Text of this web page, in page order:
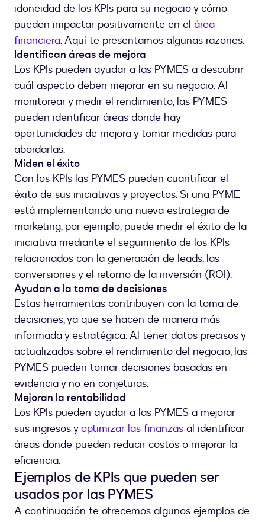
idoneidad de los KPIs para su negocio y cómo
pueden impactar positivamente en el área
financiera. Aquí te presentamos algunas razones:
Identifican áreas de mejora
Los KPIs pueden ayudar a las PYMES a descubrir
cuál aspecto deben mejorar en su negocio. Al
monitorear y medir el rendimiento, las PYMES
pueden identificar áreas donde hay
oportunidades de mejora y tomar medidas para
abordarlas.
Miden el éxito
Con los KPIs las PYMES pueden cuantificar el
éxito de sus iniciativas y proyectos. Si una PYME
está implementando una nueva estrategia de
marketing, por ejemplo, puede medir el éxito de la
iniciativa mediante el seguimiento de los KPIs
relacionados con la generación de leads, las
conversiones y el retorno de la inversión (ROI).
Ayudan a la toma de decisiones
Estas herramientas contribuyen con la toma de
decisiones, ya que se hacen de manera más
informada y estratégica. Al tener datos precisos y
actualizados sobre el rendimiento del negocio, las
PYMES pueden tomar decisiones basadas en
evidencia y no en conjeturas.
Mejoran la rentabilidad
Los KPIs pueden ayudar a las PYMES a mejorar
sus ingresos yoptimizar las finanzas al identificar
áreas donde pueden reducir costos o mejorar la
eficiencia.
Ejemplos de KPIs que pueden ser
usados por las PYMES
A continuación te ofrecemos algunos ejemplos de